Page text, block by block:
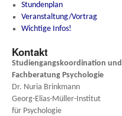
Stundenplan
Veranstaltung/Vortrag
Wichtige Infos!
Kontakt
Studiengangskoordination und
Fachberatung Psychologie
Dr. Nuria Brinkmann
Georg-Elias-Müller-Institut
für Psychologie